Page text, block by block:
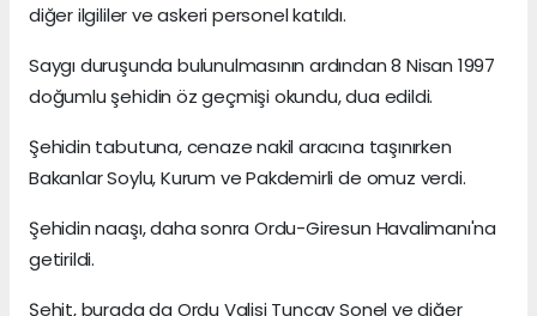
diğer ilgililer ve askeri personel katıldı.
Saygı duruşunda bulunulmasının ardından 8 Nisan 1997
doğumlu şehidin öz geçmişi okundu, dua edildi.
Şehidin tabutuna, cenaze nakil aracına taşınırken
Bakanlar Soylu, Kurum ve Pakdemirli de omuz verdi.
Şehidin naaşı, daha sonra Ordu-Giresun Havalimanı'na
getirildi.
Şehit, burada da Ordu Valisi Tuncay Sonel ve diğer